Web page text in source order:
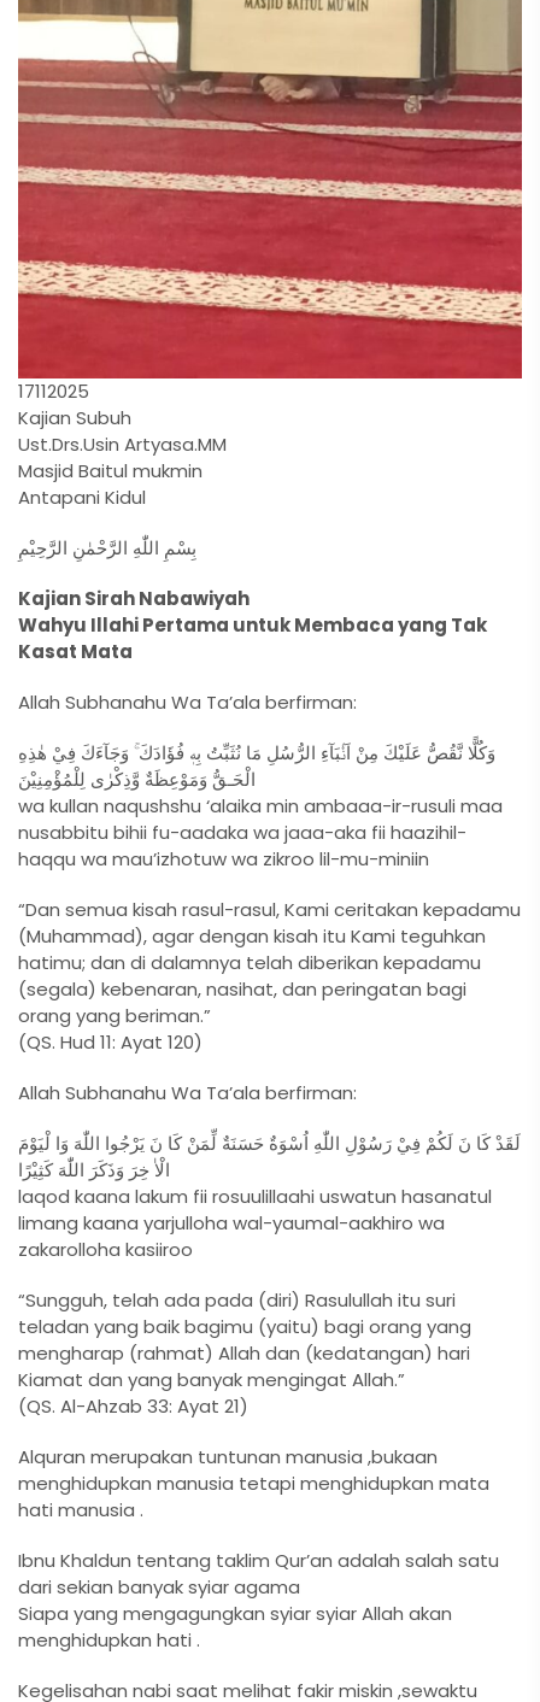
17112025
Kajian Subuh
Ust.Drs.Usin Artyasa.MM
Masjid Baitul mukmin
Antapani Kidul
بِسْمِ اللّٰهِ الرَّحْمٰنِ الرَّحِيْمِ
Kajian Sirah Nabawiyah
Wahyu Illahi Pertama untuk Membaca yang Tak
Kasat Mata
Allah Subhanahu Wa Ta’ala berfirman:
وَكُلًّا نَّقُصُّ عَلَيْكَ مِنْ اَنْۢبَآءِ الرُّسُلِ مَا نُثَبِّتُ بِهٖ فُؤَادَكَ ۚ وَجَآءَكَ فِيْ هٰذِهِ
الْحَـقُّ وَمَوْعِظَةٌ وَّذِكْرٰى لِلْمُؤْمِنِيْنَ
wa kullan naqushshu ‘alaika min ambaaa-ir-rusuli maa
nusabbitu bihii fu-aadaka wa jaaa-aka fii haazihil-
haqqu wa mau’izhotuw wa zikroo lil-mu-miniin
“Dan semua kisah rasul-rasul, Kami ceritakan kepadamu
(Muhammad), agar dengan kisah itu Kami teguhkan
hatimu; dan di dalamnya telah diberikan kepadamu
(segala) kebenaran, nasihat, dan peringatan bagi
orang yang beriman.”
(QS. Hud 11: Ayat 120)
Allah Subhanahu Wa Ta’ala berfirman:
لَقَدْ كَا نَ لَكُمْ فِيْ رَسُوْلِ اللّٰهِ اُسْوَةٌ حَسَنَةٌ لِّمَنْ كَا نَ يَرْجُوا اللّٰهَ وَا لْيَوْمَ
laqod kaana lakum fii rosuulillaahi uswatun hasanatul
limang kaana yarjulloha wal-yaumal-aakhiro wa
zakarolloha kasiiroo
“Sungguh, telah ada pada (diri) Rasulullah itu suri
teladan yang baik bagimu (yaitu) bagi orang yang
mengharap (rahmat) Allah dan (kedatangan) hari
Kiamat dan yang banyak mengingat Allah.”
(QS. Al-Ahzab 33: Ayat 21)
Alquran merupakan tuntunan manusia ,bukaan
menghidupkan manusia tetapi menghidupkan mata
hati manusia .
Ibnu Khaldun tentang taklim Qur’an adalah salah satu
dari sekian banyak syiar agama
Siapa yang mengagungkan syiar syiar Allah akan
menghidupkan hati .
Kegelisahan nabi saat melihat fakir miskin ,sewaktu